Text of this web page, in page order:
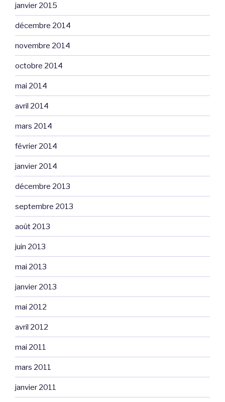
janvier 2015
décembre 2014
novembre 2014
octobre 2014
mai 2014
avril 2014
mars 2014
février 2014
janvier 2014
décembre 2013
septembre 2013
août 2013
juin 2013
mai 2013
janvier 2013
mai 2012
avril 2012
mai 2011
mars 2011
janvier 2011